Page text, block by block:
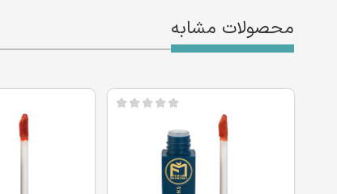
محصولات مشابه